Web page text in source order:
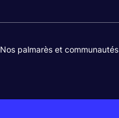
Nos palmarès et communautés